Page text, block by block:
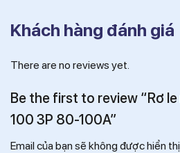
Khách hàng đánh giá
There are no reviews yet.
Be the first to review “Rơ le
100 3P 80-100A”
Email của bạn sẽ không được hiển